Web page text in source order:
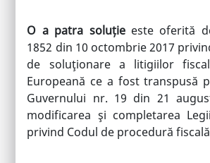
O a patra soluțieeste oferită
1852 din 10 octombrie 2017
de soluţionare a litigiilor
Europeană ce a fost transpusă
Guvernului nr. 19 din 21
modificarea şi completarea
privind Codul de procedură